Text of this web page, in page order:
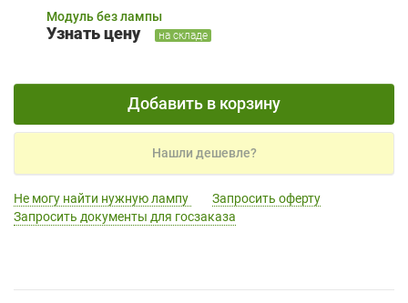
Модуль без лампы
Узнать цену на складе
Добавить в корзину
Нашли дешевле?
Не могу найти нужную лампу
Запросить оферту
Запросить документы для госзаказа